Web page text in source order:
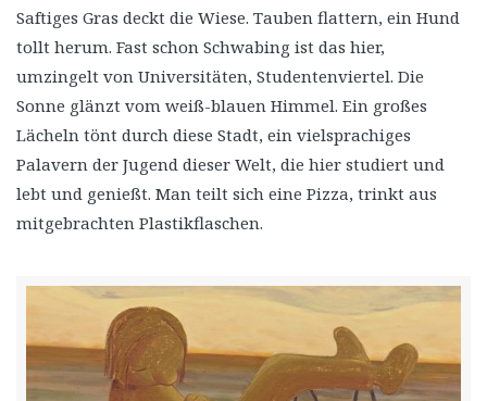
Saftiges Gras deckt die Wiese. Tauben flattern, ein Hund
tollt herum. Fast schon Schwabing ist das hier,
umzingelt von Universitäten, Studentenviertel. Die
Sonne glänzt vom weiß-blauen Himmel. Ein großes
Lächeln tönt durch diese Stadt, ein vielsprachiges
Palavern der Jugend dieser Welt, die hier studiert und
lebt und genießt. Man teilt sich eine Pizza, trinkt aus
mitgebrachten Plastikflaschen.